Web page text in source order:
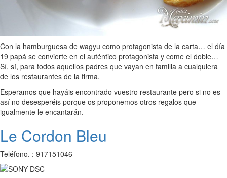
Con la hamburguesa de wagyu como protagonista de la carta… el día
19 papá se convierte en el auténtico protagonista y come el doble…
Sí, sí, para todos aquellos padres que vayan en familia a cualquiera
de los restaurantes de la firma.
Esperamos que hayáis encontrado vuestro restaurante pero si no es
así no desesperéis porque os proponemos otros regalos que
igualmente le encantarán.
Le Cordon Bleu
Teléfono. : 917151046